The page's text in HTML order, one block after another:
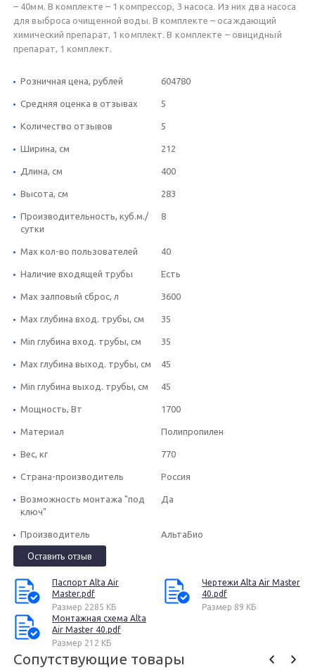
– 40мм. В комплекте – 1 компрессор, 3 насоса. Из них два насоса
для выброса очищенной воды. В комплекте – осаждающий
химический препарат, 1 комплект. В комплекте – овицидный
препарат, 1 комплект.
Розничная цена, рублей 604780
Средняя оценка в отзывах 5
Количество отзывов 5
Ширина, см 212
Длина, см 400
Высота, см 283
Производительность, куб.м./
сутки
8
Max кол-во пользователей 40
Наличие входящей трубы Есть
Max залповый сброс, л 3600
Max глубина вход. трубы, см 35
Min глубина вход. трубы, см 35
Max глубина выход. трубы, см 45
Min глубина выход. трубы, см 45
Мощность, Вт 1700
Материал Полипропилен
Вес, кг 770
Страна-производитель Россия
Возможность монтажа "под
ключ"
Да
Производитель АльтаБио
Оставить отзыв
Паспорт Alta Air
Master.pdf
Размер 2285 КБ
Чертежи Alta Air Master
40.pdf
Размер 89 КБ
Монтажная схема Alta
Air Master 40.pdf
Размер 212 КБ
Сопутствующие товары